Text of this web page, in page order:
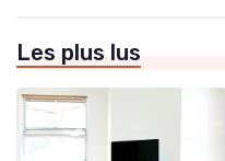
Les plus lus